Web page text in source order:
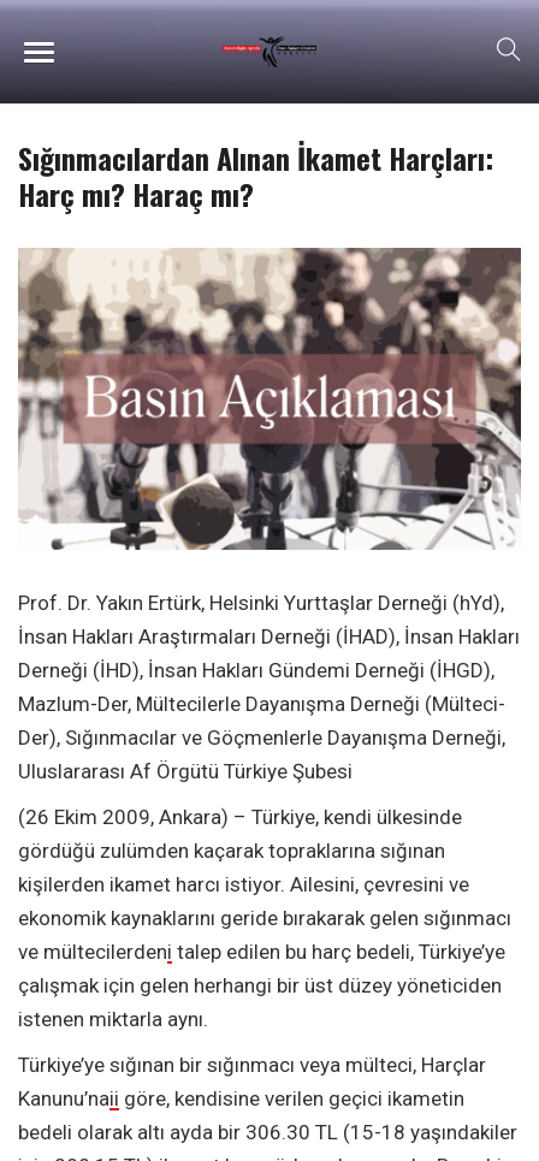
Sığınmacılardan Alınan İkamet Harçları:
Harç mı? Haraç mı?
Prof. Dr. Yakın Ertürk, Helsinki Yurttaşlar Derneği (hYd),
İnsan Hakları Araştırmaları Derneği (İHAD), İnsan Hakları
Derneği (İHD), İnsan Hakları Gündemi Derneği (İHGD),
Mazlum-Der, Mültecilerle Dayanışma Derneği (Mülteci-
Der), Sığınmacılar ve Göçmenlerle Dayanışma Derneği,
Uluslararası Af Örgütü Türkiye Şubesi
(26 Ekim 2009, Ankara) – Türkiye, kendi ülkesinde
gördüğü zulümden kaçarak topraklarına sığınan
kişilerden ikamet harcı istiyor. Ailesini, çevresini ve
ekonomik kaynaklarını geride bırakarak gelen sığınmacı
ve mültecilerdeni talep edilen bu harç bedeli, Türkiye’ye
çalışmak için gelen herhangi bir üst düzey yöneticiden
istenen miktarla aynı.
Türkiye’ye sığınan bir sığınmacı veya mülteci, Harçlar
Kanunu’naii göre, kendisine verilen geçici ikametin
bedeli olarak altı ayda bir 306.30 TL (15-18 yaşındakiler